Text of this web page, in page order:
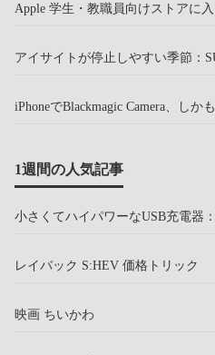
Apple 学生・教職員向けストアに
アイサイトが停止しやすい季節：
iPhoneでBlackmagic Camera、しか
1週間の人気記事
小さくてハイパワーなUSB充電器
レイバック S:HEV 価格トリック
映画 ちいかわ